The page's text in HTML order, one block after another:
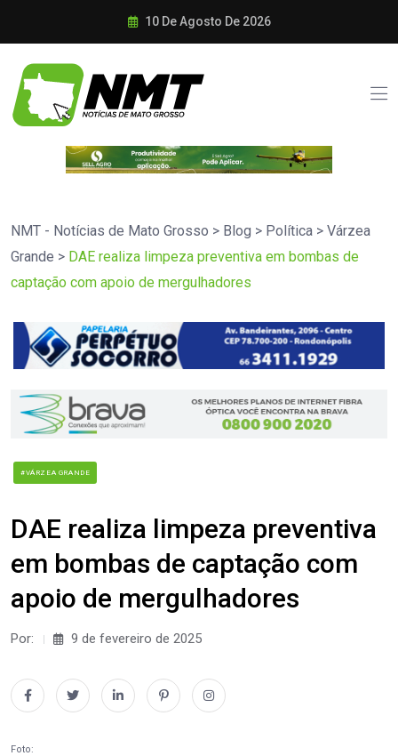
10 De Agosto De 2026
NMT - Notícias de Mato Grosso > Blog > Política > Várzea
Grande > DAE realiza limpeza preventiva em bombas de
captação com apoio de mergulhadores
#VÁRZEA GRANDE
DAE realiza limpeza preventiva
em bombas de captação com
apoio de mergulhadores
Por: 9 de fevereiro de 2025
Foto: